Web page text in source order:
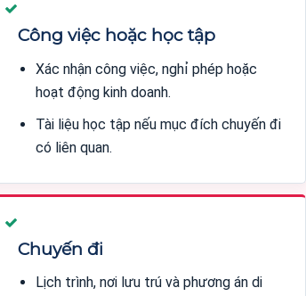
Công việc hoặc học tập
Xác nhận công việc, nghỉ phép hoặc
hoạt động kinh doanh.
Tài liệu học tập nếu mục đích chuyến đi
có liên quan.
Chuyến đi
Lịch trình, nơi lưu trú và phương án di